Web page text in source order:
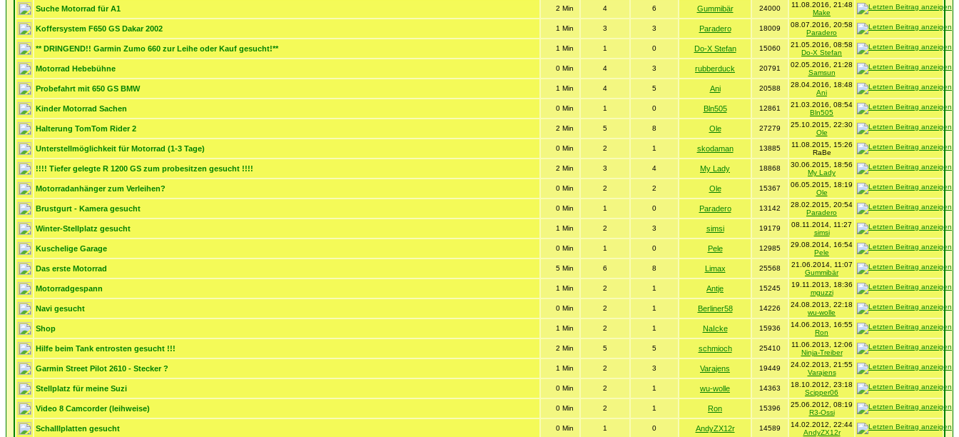
Suche Motorrad für A1 2 Min 4 6 Gummibär 24000
11.08.2016, 21:48
Make
Koffersystem F650 GS Dakar 2002 1 Min 3 3 Paradero 18009
08.07.2016, 20:58
Paradero
** DRINGEND!! Garmin Zumo 660 zur Leihe oder Kauf gesucht!** 1 Min 1 0 Do-X Stefan 15060
21.05.2016, 08:58
Do-X Stefan
Motorrad Hebebühne 0 Min 4 3 rubberduck 20791
02.05.2016, 21:28
Samsun
Probefahrt mit 650 GS BMW 1 Min 4 5 Ani 20588
28.04.2016, 18:48
Ani
Kinder Motorrad Sachen 0 Min 1 0 Bln505 12861
21.03.2016, 08:54
Bln505
Halterung TomTom Rider 2 2 Min 5 8 Ole 27279
25.10.2015, 22:30
Ole
Unterstellmöglichkeit für Motorrad (1-3 Tage) 0 Min 2 1 skodaman 13885
11.08.2015, 15:26
RaBe
!!!! Tiefer gelegte R 1200 GS zum probesitzen gesucht !!!! 2 Min 3 4 My Lady 18868
30.06.2015, 18:56
My Lady
Motorradanhänger zum Verleihen? 0 Min 2 2 Ole 15367
06.05.2015, 18:19
Ole
Brustgurt - Kamera gesucht 0 Min 1 0 Paradero 13142
28.02.2015, 20:54
Paradero
Winter-Stellplatz gesucht 1 Min 2 3 simsi 19179
08.11.2014, 11:27
simsi
Kuschelige Garage 0 Min 1 0 Pele 12985
29.08.2014, 16:54
Pele
Das erste Motorrad 5 Min 6 8 Limax 25568
21.06.2014, 11:07
Gummibär
Motorradgespann 1 Min 2 1 Antje 15245
19.11.2013, 18:36
mguzzi
Navi gesucht 0 Min 2 1 Berliner58 14226
24.08.2013, 22:18
wu-wolle
Shop 1 Min 2 1 NaIcke 15936
14.06.2013, 16:55
Ron
Hilfe beim Tank entrosten gesucht !!! 2 Min 5 5 schmioch 25410
11.06.2013, 12:06
Ninja-Treiber
Garmin Street Pilot 2610 - Stecker ? 1 Min 2 3 Varajens 19449
24.02.2013, 21:55
Varajens
Stellplatz für meine Suzi 0 Min 2 1 wu-wolle 14363
18.10.2012, 23:18
Scipper06
Video 8 Camcorder (leihweise) 0 Min 2 1 Ron 15396
25.06.2012, 08:19
R3-Ossi
Schalllplatten gesucht 0 Min 1 0 AndyZX12r 14589
14.02.2012, 22:44
AndyZX12r